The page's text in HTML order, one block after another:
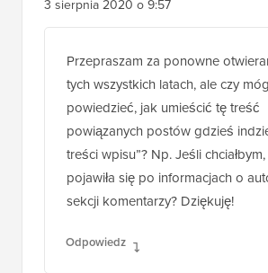
3 sierpnia 2020 o 9:57
Przepraszam za ponowne
tych wszystkich latach, ale czy
powiedzieć, jak umieścić tę treść
powiązanych postów gdzieś
treści wpisu”? Np. Jeśli
pojawiła się po informacjach o
sekcji komentarzy? Dziękuję!
Odpowiedz